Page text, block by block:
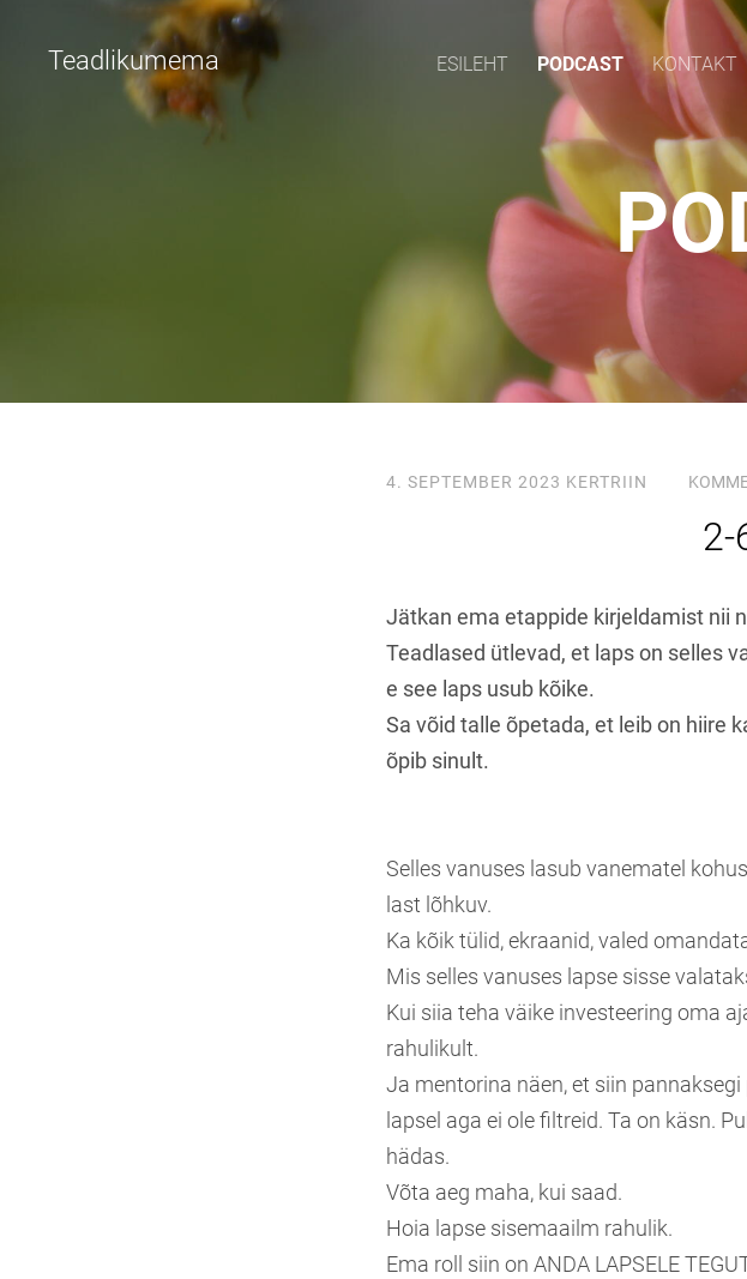
Teadlikumema ESILEHT PODCAST KONTAKT
4. SEPTEMBER 2023 KERTRIIN
2-
Jätkan ema etappide kirjeldamist nii
Teadlased ütlevad, et laps on selles
e see laps usub kõike.
Sa võid talle õpetada, et leib on hiire
õpib sinult.
Selles vanuses lasub vanematel
last lõhkuv.
Ka kõik tülid, ekraanid, valed
Mis selles vanuses lapse sisse
Kui siia teha väike investeering oma
rahulikult.
Ja mentorina näen, et siin
lapsel aga ei ole filtreid. Ta on käsn.
hädas.
Võta aeg maha, kui saad.
Hoia lapse sisemaailm rahulik.
Ema roll siin on ANDA LAPSELE